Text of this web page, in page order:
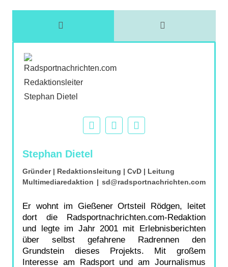
Stephan Dietel
Gründer | Redaktionsleitung | CvD | Leitung
Multimediaredaktion | sd@radsportnachrichten.com
Er wohnt im Gießener Ortsteil Rödgen, leitet
dort die Radsportnachrichten.com-Redaktion
und legte im Jahr 2001 mit Erlebnisberichten
über selbst gefahrene Radrennen den
Grundstein dieses Projekts. Mit großem
Interesse am Radsport und am Journalismus